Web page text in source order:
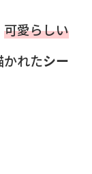
可愛らしい
れたシー